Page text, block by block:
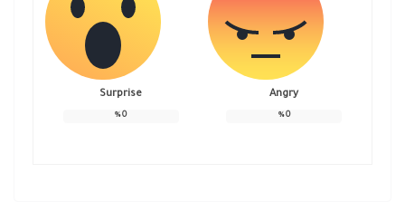
Angry
0
%
Surprise
0
%